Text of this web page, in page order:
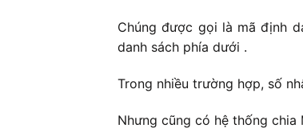
Chúng được gọi là mã định
danh sách phía dưới .
Trong nhiều trường hợp, số
Nhưng cũng có hệ thống